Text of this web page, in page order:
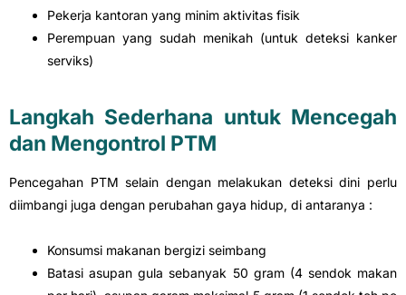
Pekerja kantoran yang minim aktivitas fisik
Perempuan yang sudah menikah (untuk deteksi kanker
serviks)
Langkah Sederhana untuk Mencegah
dan Mengontrol PTM
Pencegahan PTM selain dengan melakukan deteksi dini perlu
diimbangi juga dengan perubahan gaya hidup, di antaranya :
Konsumsi makanan bergizi seimbang
Batasi asupan gula sebanyak 50 gram (4 sendok makan